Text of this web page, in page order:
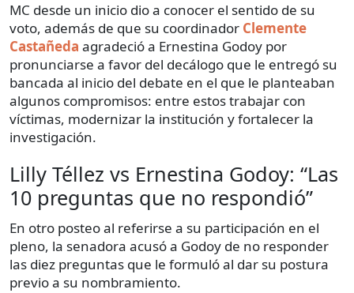
MC desde un inicio dio a conocer el sentido de su
voto, además de que su coordinador Clemente
Castañeda agradeció a Ernestina Godoy por
pronunciarse a favor del decálogo que le entregó su
bancada al inicio del debate en el que le planteaban
algunos compromisos: entre estos trabajar con
víctimas, modernizar la institución y fortalecer la
investigación.
Lilly Téllez vs Ernestina Godoy: “Las
10 preguntas que no respondió”
En otro posteo al referirse a su participación en el
pleno, la senadora acusó a Godoy de no responder
las diez preguntas que le formuló al dar su postura
previo a su nombramiento.